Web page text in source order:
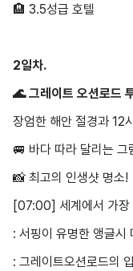
🏨 3.5성급 호텔
2일차.
🌊 그레이트 오션로드
장엄한 해안 절경과 12
🚐 바다 따라 달리는 그
📸 최고의 인생샷 명소!
[07:00] 세계에서 가장
: 서핑이 유명한 앵글시
: 그레이트오션로드의